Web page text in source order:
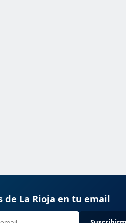
de La Rioja en tu email